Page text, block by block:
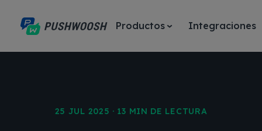
Productos Integraciones
25 JUL 2025 · 13 MIN DE LECTURA